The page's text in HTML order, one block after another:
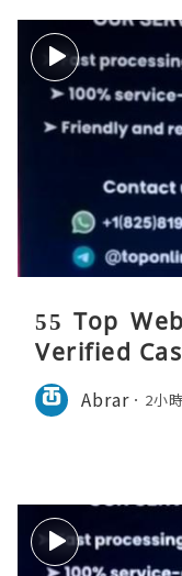
55 Top
Verified
Abrar 2小